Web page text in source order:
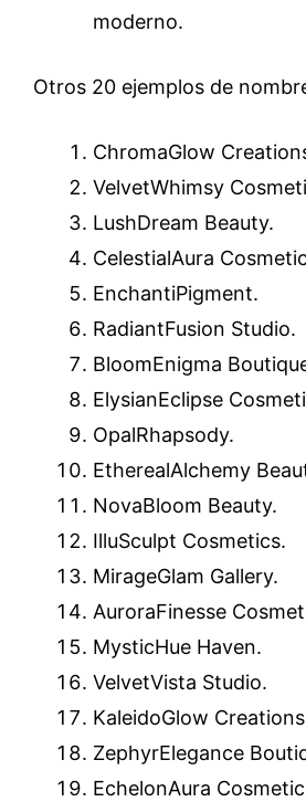
moderno.
Otros 20 ejemplos de
ChromaGlow
VelvetWhimsy
LushDream Beauty.
CelestialAura
EnchantiPigment.
RadiantFusion Studio.
BloomEnigma
ElysianEclipse
OpalRhapsody.
EtherealAlchemy
NovaBloom Beauty.
IlluSculpt Cosmetics.
MirageGlam Gallery.
AuroraFinesse
MysticHue Haven.
VelvetVista Studio.
KaleidoGlow
ZephyrElegance
EchelonAura